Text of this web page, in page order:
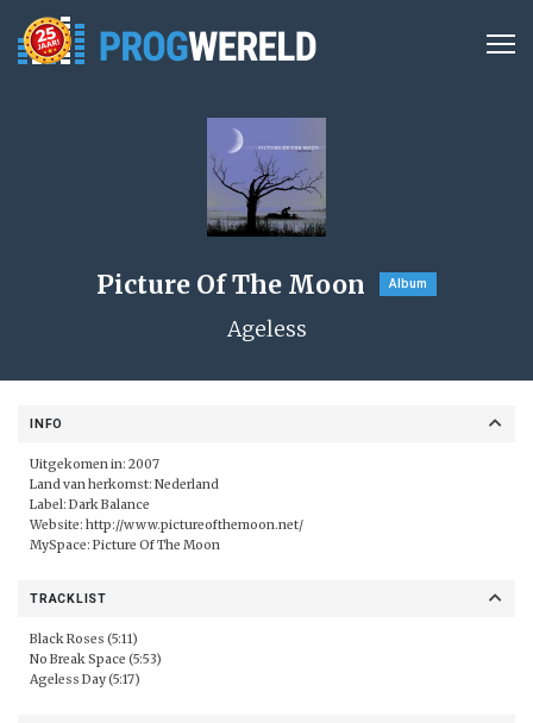
Picture Of The Moon Album
Ageless
INFO
Uitgekomen in: 2007
Land van herkomst: Nederland
Label: Dark Balance
Website: http://www.pictureofthemoon.net/
MySpace: Picture Of The Moon
TRACKLIST
Black Roses (5:11)
No Break Space (5:53)
Ageless Day (5:17)